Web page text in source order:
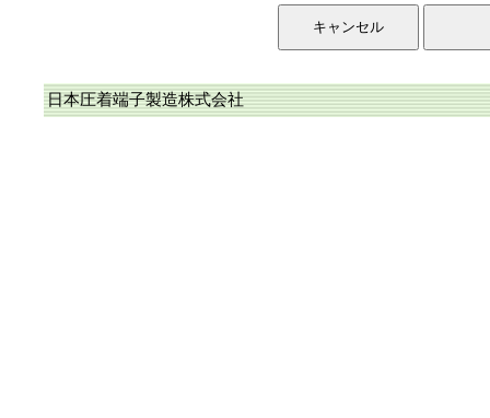
日本圧着端子製造株式会社